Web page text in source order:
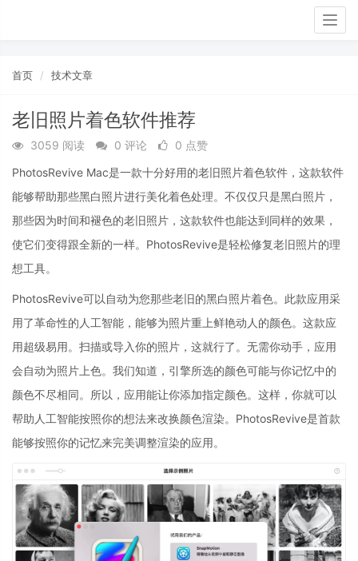
首页 技术文章
老旧照片着色软件推荐
3059 阅读 0 评论
0 点赞
PhotosRevive Mac是一款十分好用的老旧照片着色软件，这款软件
能够帮助那些黑白照片进行美化着色处理。不仅仅只是黑白照片，
那些因为时间和褪色的老旧照片，这款软件也能达到同样的效果，
使它们变得跟全新的一样。PhotosRevive是轻松修复老旧照片的理
想工具。
PhotosRevive可以自动为您那些老旧的黑白照片着色。此款应用采
用了革命性的人工智能，能够为照片重上鲜艳动人的颜色。这款应
用超级易用。扫描或导入你的照片，这就行了。无需你动手，应用
会自动为照片上色。我们知道，引擎所选的颜色可能与你记忆中的
颜色不尽相同。所以，应用能让你添加指定颜色。这样，你就可以
帮助人工智能按照你的想法来改换颜色渲染。PhotosRevive是首款
能够按照你的记忆来完美调整渲染的应用。